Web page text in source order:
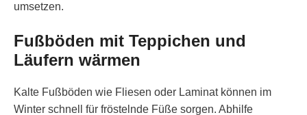
umsetzen.
Fußböden mit Teppichen und
Läufern wärmen
Kalte Fußböden wie Fliesen oder Laminat können im
Winter schnell für fröstelnde Füße sorgen. Abhilfe